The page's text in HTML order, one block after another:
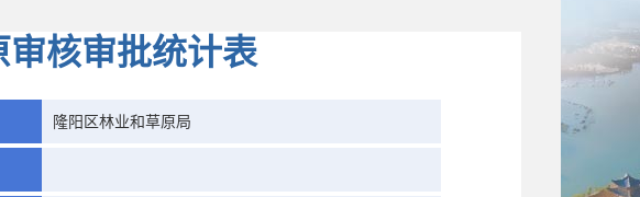
核审批统计表
隆阳区林业和草原局